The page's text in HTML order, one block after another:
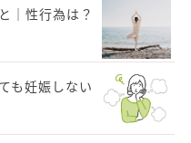
｜性行為は？
も妊娠しない